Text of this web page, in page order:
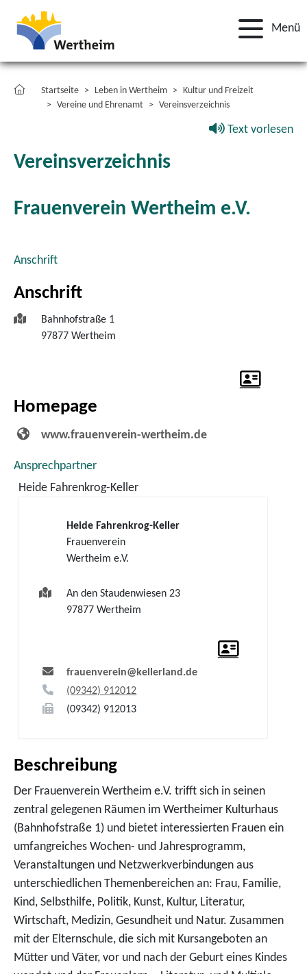
Menü
Startseite Leben in Wertheim
Kultur und Freizeit
Vereine und Ehrenamt
Vereinsverzeichnis
Text vorlesen
Vereinsverzeichnis
Frauenverein Wertheim e.V.
Anschrift
Anschrift
Bahnhofstraße 1
97877 Wertheim
Homepage
www.frauenverein-wertheim.de
Ansprechpartner
Heide Fahrenkrog-Keller
Heide Fahrenkrog-Keller
Frauenverein
Wertheim e.V.
An den Staudenwiesen 23
97877 Wertheim
frauenverein@kellerland.de
(09342) 912012
(09342) 912013
Beschreibung
Der Frauenverein Wertheim e.V. trifft sich in seinen
zentral gelegenen Räumen im Wertheimer Kulturhaus
(Bahnhofstraße 1) und bietet interessierten Frauen ein
umfangreiches Wochen- und Jahresprogramm,
Veranstaltungen und Netzwerkverbindungen aus
unterschiedlichen Themenbereichen an: Frau, Familie,
Kind, Selbsthilfe, Politik, Kunst, Kultur, Literatur,
Wirtschaft, Medizin, Gesundheit und Natur. Zusammen
mit der Elternschule, die sich mit Kursangeboten an
Mütter und Väter, vor und nach der Geburt eines Kindes